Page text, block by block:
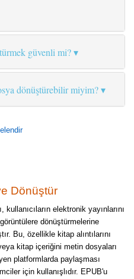
güvenli mi?
dönüştürebilir miyim?
Dönüştür
elektronik yayınlarını
dönüştürmelerine
Bu, özellikle kitap alıntılarını
kitap içeriğini metin dosyaları
platformlarda paylaşması
için kullanışlıdır. EPUB'u